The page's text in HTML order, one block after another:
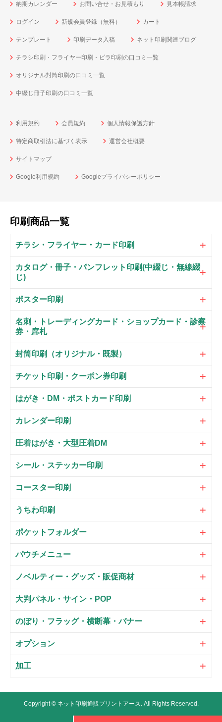
納期カレンダー お問い合せ・お見積もり 見本帳請求
ログイン 新規会員登録（無料） カート
テンプレート 印刷データ入稿 ネット印刷関連ブログ
チラシ印刷・フライヤー印刷・ビラ印刷の口コミ一覧
オリジナル封筒印刷の口コミ一覧
中綴じ冊子印刷の口コミ一覧
利用規約 会員規約 個人情報保護方針
特定商取引法に基づく表示 運営会社概要
サイトマップ
Google利用規約 Googleプライバシーポリシー
印刷商品一覧
チラシ・フライヤー・カード印刷
カタログ・冊子・パンフレット印刷(中綴じ・無線綴
じ)
ポスター印刷
名刺・トレーディングカード・ショップカード・診察
券・席札
封筒印刷（オリジナル・既製）
チケット印刷・クーポン券印刷
はがき・DM・ポストカード印刷
カレンダー印刷
圧着はがき・大型圧着DM
シール・ステッカー印刷
コースター印刷
うちわ印刷
ポケットフォルダー
パウチメニュー
ノベルティー・グッズ・販促商材
大判パネル・サイン・POP
のぼり・フラッグ・横断幕・バナー
オプション
加工
Copyright © ネット印刷通販プリントアース. All Rights Reserved.